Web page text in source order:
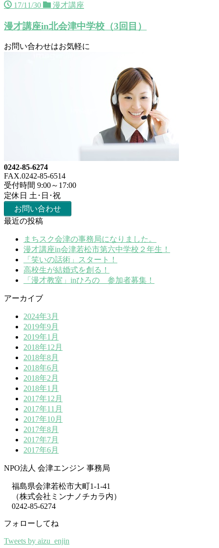
17/11/30 漫才講座
漫才講座in北会津中学校（3回目）
お問い合わせはお気軽に
0242-85-6274
FAX.0242-85-6514
受付時間 9:00～17:00
定休日 土･日･祝
お問い合わせ
最近の投稿
まちスク会津の事務局になりました。
漫才講座in会津若松市第六中学校２年生！
「笑いの話術」スタート！
高校生が結婚式を創る！
「漫才教室」inひろの 参加者募集！
アーカイブ
2024年3月
2019年9月
2019年1月
2018年12月
2018年8月
2018年6月
2018年2月
2018年1月
2017年12月
2017年11月
2017年10月
2017年8月
2017年7月
2017年6月
NPO法人 会津エンジン 事務局
福島県会津若松市大町1-1-41
（株式会社ミンナノチカラ内）
0242-85-6274
フォローしてね
Tweets by aizu_enjin